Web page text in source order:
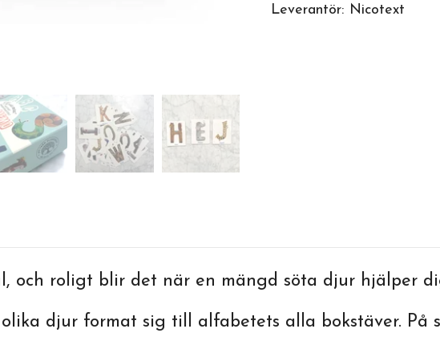
Leverantör: Nicotext
och roligt blir det när en mängd söta djur hjälper
djur format sig till alfabetets alla bokstäver. På